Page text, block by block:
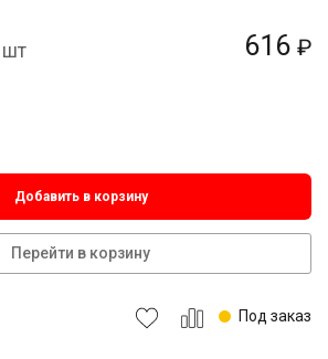
616 ₽
шт
Добавить в корзину
Перейти в корзину
Под заказ